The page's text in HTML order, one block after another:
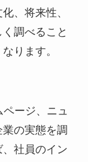
、将来性、
調べること
ります。
ージ、ニュ
の実態を調
社員のイン